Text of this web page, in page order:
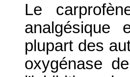
Le
analgésique
plupart des
oxygénase